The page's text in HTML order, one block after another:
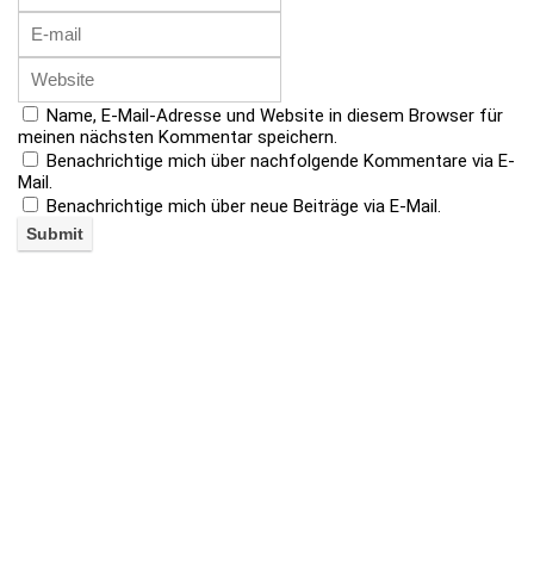
Name, E-Mail-Adresse und Website in diesem Browser für
meinen nächsten Kommentar speichern.
Benachrichtige mich über nachfolgende Kommentare via E-
Mail.
Benachrichtige mich über neue Beiträge via E-Mail.